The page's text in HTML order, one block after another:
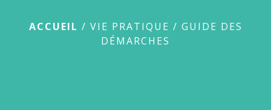
ACCUEIL / VIE PRATIQUE / GUIDE DES
DÉMARCHES